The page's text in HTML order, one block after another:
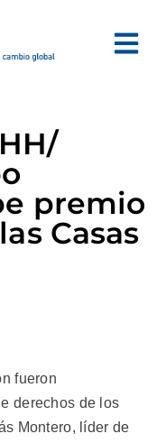
premio
Casas
fueron
derechos de los
Montero, líder de